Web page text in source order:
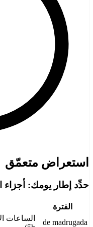
استعراض متعمّق
حدِّد إطار يومك: أجزاء
الفترة
de madrugada